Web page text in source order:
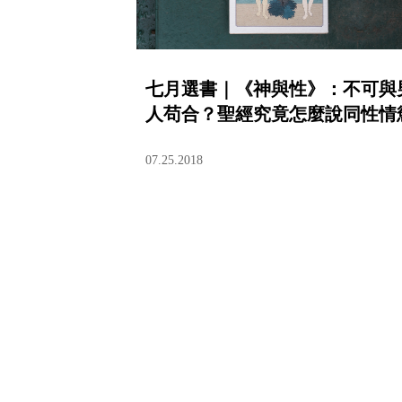
七月選書｜《神與性》：不可與
人苟合？聖經究竟怎麼說同性情
07.25.2018